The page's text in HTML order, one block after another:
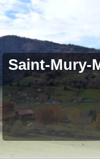
Saint-Mury-